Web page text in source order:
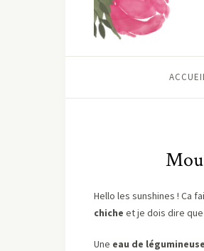
Hello les sunshines ! Ca
chiche et je dois dire
Une eau de légumineuse